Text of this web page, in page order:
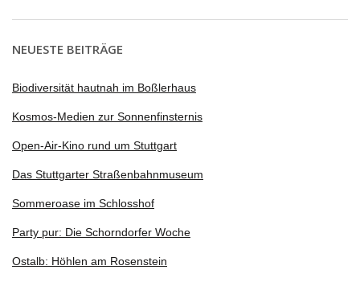
NEUESTE BEITRÄGE
Biodiversität hautnah im Boßlerhaus
Kosmos-Medien zur Sonnenfinsternis
Open-Air-Kino rund um Stuttgart
Das Stuttgarter Straßenbahnmuseum
Sommeroase im Schlosshof
Party pur: Die Schorndorfer Woche
Ostalb: Höhlen am Rosenstein